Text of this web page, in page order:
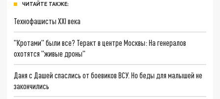
ЧИТАЙТЕ ТАКЖЕ:
Технофашисты XXI века
"Кротами" были все? Теракт в центре Москвы: На генералов
охотятся "живые дроны"
Даня с Дашей спаслись от боевиков ВСУ. Но беды для малышей не
закончились